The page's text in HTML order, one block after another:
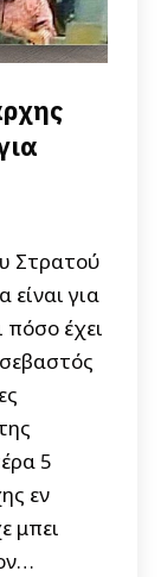
Στρατού
είναι για
πόσο έχει
5
εν
μπει